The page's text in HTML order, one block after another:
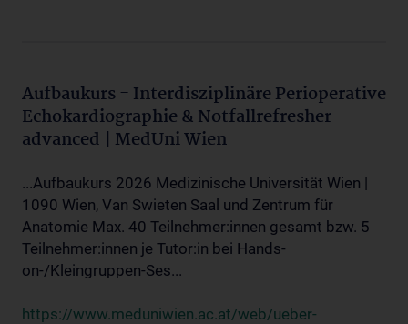
Aufbaukurs - Interdisziplinäre Perioperative
Echokardiographie & Notfallrefresher
advanced | MedUni Wien
...Aufbaukurs 2026 Medizinische Universität Wien |
1090 Wien, Van Swieten Saal und Zentrum für
Anatomie Max. 40 Teilnehmer:innen gesamt bzw. 5
Teilnehmer:innen je Tutor:in bei Hands-
on-/Kleingruppen-Ses...
https://www.meduniwien.ac.at/web/ueber-